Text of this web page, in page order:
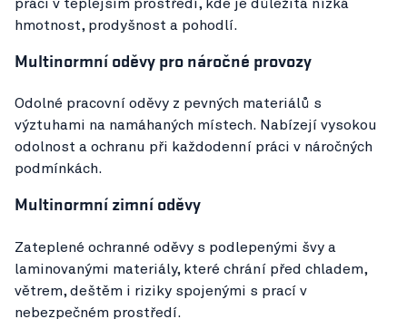
práci v teplejším prostředí, kde je důležitá nízká
hmotnost, prodyšnost a pohodlí.
Multinormní oděvy pro náročné provozy
Odolné pracovní oděvy z pevných materiálů s
výztuhami na namáhaných místech. Nabízejí vysokou
odolnost a ochranu při každodenní práci v náročných
podmínkách.
Multinormní zimní oděvy
Zateplené ochranné oděvy s podlepenými švy a
laminovanými materiály, které chrání před chladem,
větrem, deštěm i riziky spojenými s prací v
nebezpečném prostředí.